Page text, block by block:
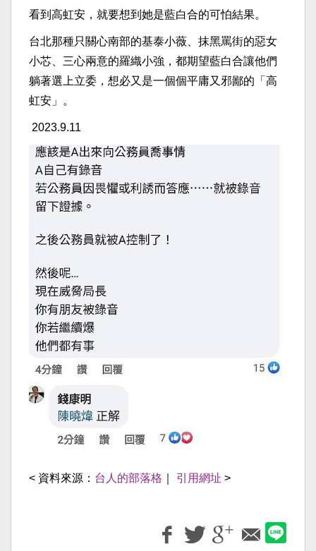
看到高虹安，就要想到她是藍白合的可怕結果。
台北那種只關心南部的基泰小薇、抹黑罵街的惡女
小芯、三心兩意的羅織小強，都期望藍白合讓他們
躺著選上立委，想必又是一個個平庸又邪鄙的「高
虹安」。
2023.9.11
< 資料來源： 台人的部落格 引用網址 >